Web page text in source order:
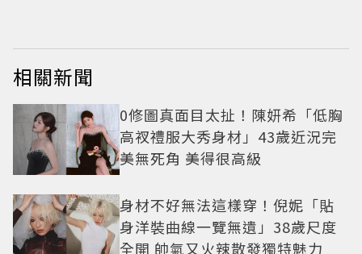
相關新聞
0修圖真面目太扯！陳妍希「低胸
高衩禮服大秀身材」43歲近況完
美無死角 美得很高級
身材不好無法這樣穿！倪妮「貼
身洋裝曲線一覽無遺」38歲尺度
全開 帥氣又火辣散發獨特魅力